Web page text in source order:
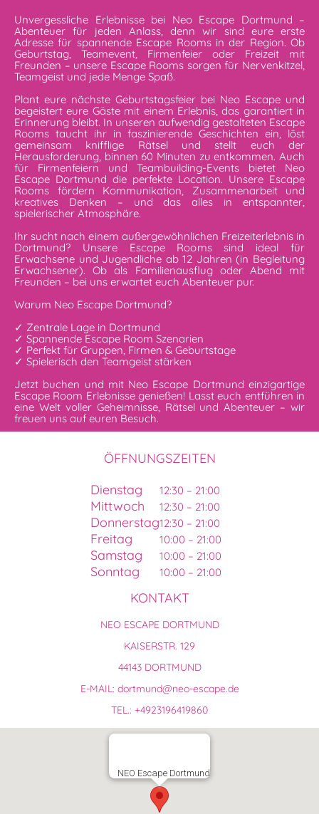
Unvergessliche Erlebnisse bei Neo Escape Dortmund –
Abenteuer für jeden Anlass, denn wir sind eure erste
Adresse für spannende Escape Rooms in der Region. Ob
Geburtstag, Teamevent, Firmenfeier oder Freizeit mit
Freunden – unsere Escape Rooms sorgen für Nervenkitzel,
Teamgeist und jede Menge Spaß.
Plant eure nächste Geburtstagsfeier bei Neo Escape und
begeistert eure Gäste mit einem Erlebnis, das garantiert in
Erinnerung bleibt. In unseren aufwendig gestalteten Escape
Rooms taucht ihr in faszinierende Geschichten ein, löst
gemeinsam knifflige Rätsel und stellt euch der
Herausforderung, binnen 60 Minuten zu entkommen. Auch
für Firmenfeiern und Teambuilding-Events bietet Neo
Escape Dortmund die perfekte Location. Unsere Escape
Rooms fördern Kommunikation, Zusammenarbeit und
kreatives Denken – und das alles in entspannter,
spielerischer Atmosphäre.
Ihr sucht nach einem außergewöhnlichen Freizeiterlebnis in
Dortmund? Unsere Escape Rooms sind ideal für
Erwachsene und Jugendliche ab 12 Jahren (in Begleitung
Erwachsener). Ob als Familienausflug oder Abend mit
Freunden – bei uns erwartet euch Abenteuer pur.
Warum Neo Escape Dortmund?
✓ Zentrale Lage in Dortmund
✓ Spannende Escape Room Szenarien
✓ Perfekt für Gruppen, Firmen & Geburtstage
✓ Spielerisch den Teamgeist stärken
Jetzt buchen und mit Neo Escape Dortmund einzigartige
Escape Room Erlebnisse genießen! Lasst euch entführen in
eine Welt voller Geheimnisse, Rätsel und Abenteuer – wir
freuen uns auf euren Besuch.
ÖFFNUNGSZEITEN
Dienstag
Mittwoch
Donnerstag
Freitag
Samstag
Sonntag
12:30 – 21:00
12:30 – 21:00
12:30 – 21:00
10:00 – 21:00
10:00 – 21:00
10:00 – 21:00
KONTAKT
NEO ESCAPE DORTMUND
KAISERSTR. 129
44143 DORTMUND
E-MAIL: dortmund@neo-escape.de
TEL.: +4923196419860
NEO Escape Dortmund